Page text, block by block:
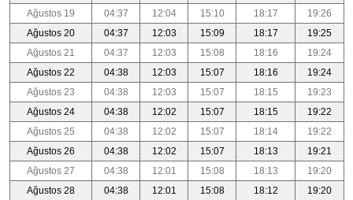
Ağustos 19
04:37 12:04 15:10 18:17
19:26
Ağustos 20
04:37 12:03 15:09 18:17
19:25
Ağustos 21
04:37 12:03 15:08 18:16
19:24
Ağustos 22
04:38 12:03 15:07 18:16
19:24
Ağustos 23
04:38 12:03 15:07 18:15
19:23
Ağustos 24
04:38 12:02 15:07 18:15
19:22
Ağustos 25
04:38 12:02 15:07 18:14
19:22
Ağustos 26
04:38 12:02 15:07 18:13
19:21
Ağustos 27
04:38 12:01 15:08 18:13
19:20
Ağustos 28
04:38 12:01 15:08 18:12
19:20